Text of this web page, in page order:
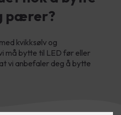
pærer?
kvikksølv og
må bytte til LED før eller
vi anbefaler deg å bytte